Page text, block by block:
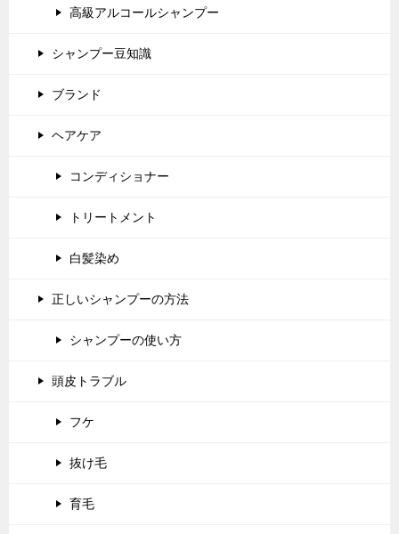
高級アルコールシャンプー
シャンプー豆知識
ブランド
ヘアケア
コンディショナー
トリートメント
白髪染め
正しいシャンプーの方法
シャンプーの使い方
頭皮トラブル
フケ
抜け毛
育毛